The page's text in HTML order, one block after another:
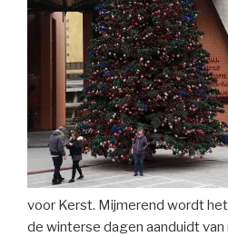
voor Kerst. Mijmerend wordt
de winterse dagen aanduidt